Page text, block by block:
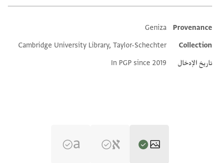
Additional metadata
Provenance
Geniza
Collection
Cambridge University Library, Taylor-Schechter
تاريخ الإدخال
In PGP since 2019